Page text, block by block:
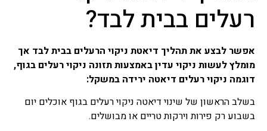
צמחי מרפא זה שם כולל לכל
הצמחים או חלק מצמח העלים,
זרעים, שורשים, פרחים,
צמחיות, פורמולות צמחי
מרפא נמכרות בצורות שונות
בצורה טבעית, מיובשים,
תמציות, טבליות, כמוסות,
אבקות, תה.
רעלים בבית לבד?
אפשר לבצע את תהליך דיאטת ניקוי הרעלים בבית לבד אך
מומלץ לעשות ניקוי עדין באמצעות תזונה ניקוי רעלים בגוף,
דוגמה ניקוי רעלים דיאטה ירידה במשקל:
בשלב הראשון של שינוי דיאטה ניקוי רעלים בגוף אוכלים יום
בשבוע רק פירות וירקות טריים או מבושלים.